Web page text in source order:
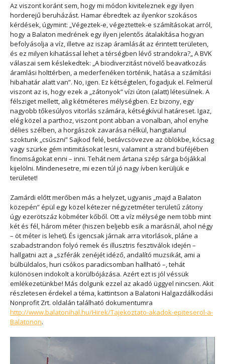
Az viszont koránt sem, hogy mi módon kiviteleznek egy ilyen
horderejű beruházást. Hamar ébredtek az ilyenkor szokásos
kérdések, úgymint: „Végeztek-e, végeztettek-e számításokat arról,
hogy a Balaton medrének egy ilyen jelentős átalakítása hogyan
befolyásolja a víz, illetve az iszap áramlását az érintett területen,
és ez milyen kihatással lehet a térségben lévő strandokra?„ A BVK
válaszai sem késlekedtek: „A biodiverzitást növelő beavatkozás
áramlási holttérben, a mederfenéken történik, hatása a számítási
hibahatár alatt van”. No, igen. Ez kétségtelen, fogadjuk el. Felmerül
viszont az is, hogy ezek a „zátonyok” vízi úton (alatt) létesülnek. A
félsziget mellett, alig kétméteres mélységben. Ez bizony, egy
nagyobb tőkesúlyos vitorlás számára, kétségkívül határeset. Igaz,
elég közel a parthoz, viszont pont abban a vonalban, ahol enyhe
délies szélben, a horgászok zavarása nélkül, hangtalanul
szoktunk „csúszni” Sajkod felé, betávcsövezve az öblökbe, kócsag
vagy szürke gém intimitásokat lesni, valamint a strand büféjében
finomságokat enni – inni. Tehát nem ártana szép sárga bójákkal
kijelölni. Mindenesetre, mi ezen túl jó nagy ívben kerüljük e
területet!
Zamárdi előtt merőben más a helyzet, ugyanis „majd a Balaton
közepén” épül egy közel kétezer négyzetméter területű zátony
úgy ezerötszáz köbméter kőből. Ott a víz mélysége nem több mint
két és fél, három méter (hiszen beljebb esik a marásnál, ahol négy
– öt méter is lehet). És igencsak járnak arra vitorlások, pláne a
szabadstrandon folyó remek és illusztris fesztiválok idején –
hallgatni azt a „szférák zenéjét idéző, andalító muzsikát, ami a
bülbüldalos, huri csókos paradicsomban hallható –, tehát
különösen indokolt a körülbójázása. Azért ezt is jól véssük
emlékezetünkbe! Más dolgunk ezzel az akadó üggyel nincsen. Akit
részletesen érdekel a téma, kattintson a Balatoni Halgazdálkodási
Nonprofit Zrt. oldalán található dokumentumra
http://www.balatonihal.hu/Hirek/Tajekoztato-akadok-epiteserol-a-
Balatonon.